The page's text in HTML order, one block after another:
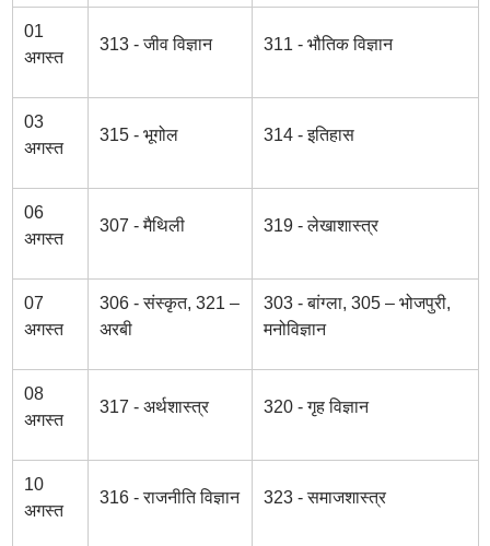
01
अगस्त
313 - जीव विज्ञान 311 - भौतिक विज्ञान
03
अगस्त
315 - भूगोल 314 - इतिहास
06
अगस्त
307 - मैथिली 319 - लेखाशास्त्र
07
अगस्त
306 - संस्कृत, 321 –
अरबी
303 - बांग्ला, 305 – भोजपुरी,
मनोविज्ञान
08
अगस्त
317 - अर्थशास्त्र 320 - गृह विज्ञान
10
अगस्त
316 - राजनीति विज्ञान 323 - समाजशास्त्र